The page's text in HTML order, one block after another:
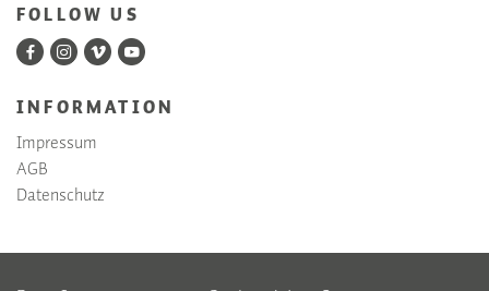
FOLLOW US
INFORMATION
Impressum
AGB
Datenschutz